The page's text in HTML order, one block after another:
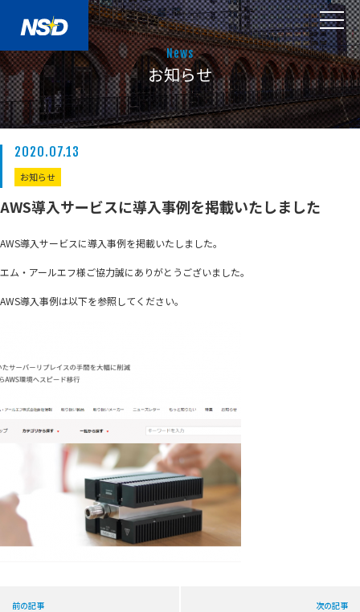
News
お知らせ
2020.07.13
お知らせ
AWS導入サービスに導入事例を掲載いたしました
AWS導入サービスに導入事例を掲載いたしました。
エム・アールエフ様ご協力誠にありがとうございました。
AWS導入事例は以下を参照してください。
前の記事
次の記事